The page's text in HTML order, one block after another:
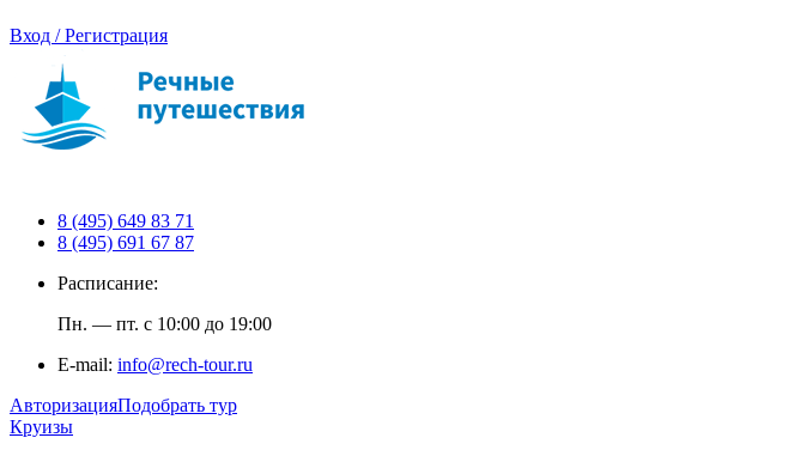
Вход / Регистрация
8 (495) 649 83 71
8 (495) 691 67 87
Расписание:
Пн. — пт. с 10:00 до 19:00
E-mail: info@rech-tour.ru
АвторизацияПодобрать тур
Круизы